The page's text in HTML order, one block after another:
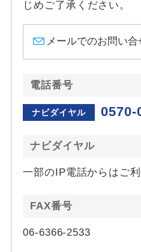
じめご了承ください。
メールでのお問い
電話番号
ナビダイヤル 0570-
ナビダイヤル
一部のIP電話からはご
FAX番号
06-6366-2533